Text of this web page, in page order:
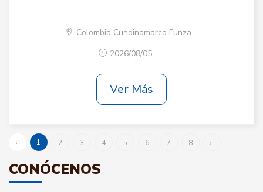
Colombia Cundinamarca Funza
2026/08/05
Ver Más
‹ 1 2 3 4 5 6 7 8 ›
CONÓCENOS